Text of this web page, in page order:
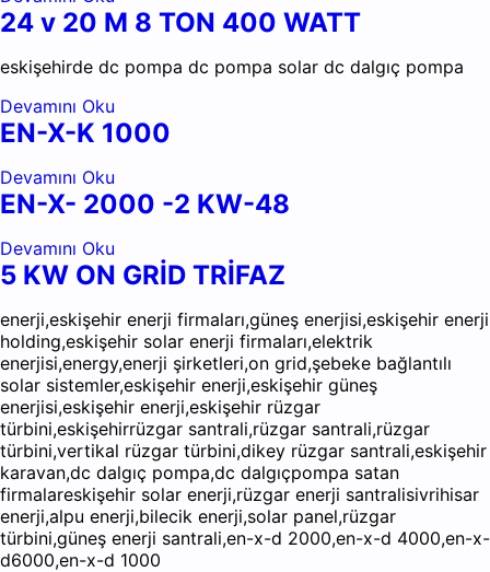
24 v 20 M 8 TON 400 WATT
eskişehirde dc pompa dc pompa solar dc dalgıç pompa
Devamını Oku
EN-X-K 1000
Devamını Oku
EN-X- 2000 -2 KW-48
Devamını Oku
5 KW ON GRİD TRİFAZ
enerji,eskişehir enerji firmaları,güneş enerjisi,eskişehir enerji
holding,eskişehir solar enerji firmaları,elektrik
enerjisi,energy,enerji şirketleri,on grid,şebeke bağlantılı
solar sistemler,eskişehir enerji,eskişehir güneş
enerjisi,eskişehir enerji,eskişehir rüzgar
türbini,eskişehirrüzgar santrali,rüzgar santrali,rüzgar
türbini,vertikal rüzgar türbini,dikey rüzgar santrali,eskişehir
karavan,dc dalgıç pompa,dc dalgıçpompa satan
firmalareskişehir solar enerji,rüzgar enerji santralisivrihisar
enerji,alpu enerji,bilecik enerji,solar panel,rüzgar
türbini,güneş enerji santrali,en-x-d 2000,en-x-d 4000,en-x-
d6000,en-x-d 1000